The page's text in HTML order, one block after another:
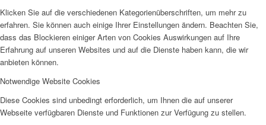
Klicken Sie auf die verschiedenen Kategorienüberschriften, um mehr zu
erfahren. Sie können auch einige Ihrer Einstellungen ändern. Beachten Sie,
dass das Blockieren einiger Arten von Cookies Auswirkungen auf Ihre
Erfahrung auf unseren Websites und auf die Dienste haben kann, die wir
anbieten können.
Notwendige Website Cookies
Diese Cookies sind unbedingt erforderlich, um Ihnen die auf unserer
Webseite verfügbaren Dienste und Funktionen zur Verfügung zu stellen.